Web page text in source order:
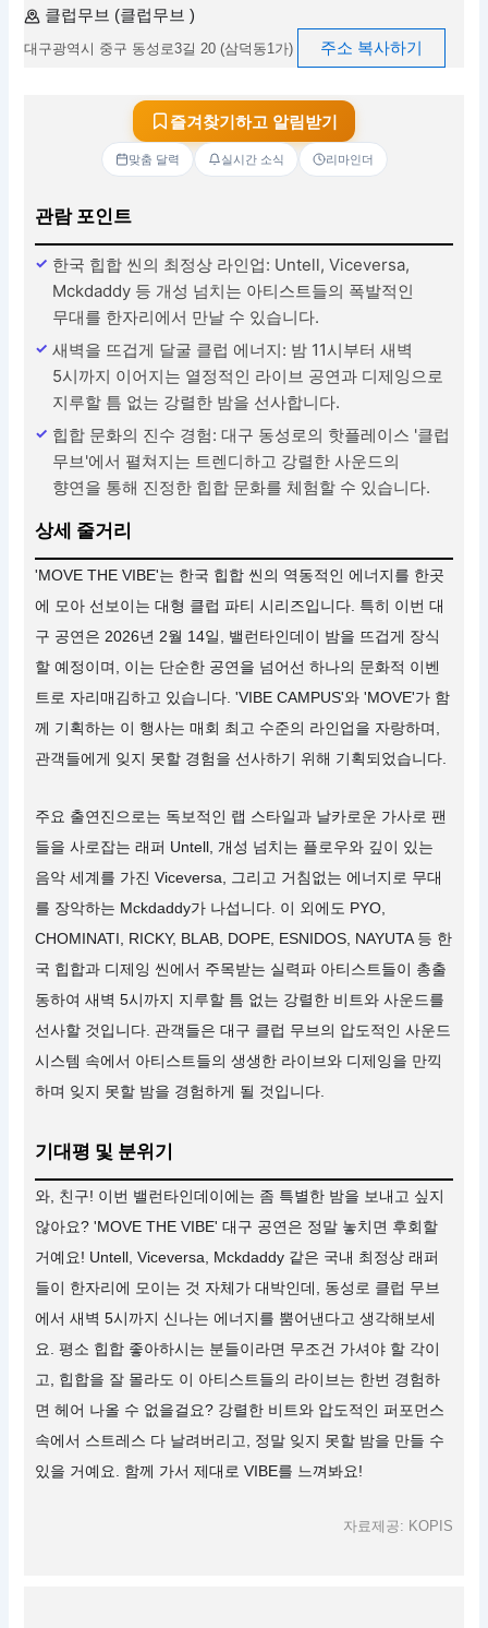
클럽무브 (클럽무브 )
대구광역시 중구 동성로3길 20 (삼덕동1가) 주소 복사하기
즐겨찾기하고 알림받기
맞춤 달력 실시간 소식 리마인더
관람 포인트
한국 힙합 씬의 최정상 라인업: Untell, Viceversa,
Mckdaddy 등 개성 넘치는 아티스트들의 폭발적인
무대를 한자리에서 만날 수 있습니다.
새벽을 뜨겁게 달굴 클럽 에너지: 밤 11시부터 새벽
5시까지 이어지는 열정적인 라이브 공연과 디제잉으로
지루할 틈 없는 강렬한 밤을 선사합니다.
힙합 문화의 진수 경험: 대구 동성로의 핫플레이스 '클럽
무브'에서 펼쳐지는 트렌디하고 강렬한 사운드의
향연을 통해 진정한 힙합 문화를 체험할 수 있습니다.
상세 줄거리
'MOVE THE VIBE'는 한국 힙합 씬의 역동적인 에너지를 한곳
에 모아 선보이는 대형 클럽 파티 시리즈입니다. 특히 이번 대
구 공연은 2026년 2월 14일, 밸런타인데이 밤을 뜨겁게 장식
할 예정이며, 이는 단순한 공연을 넘어선 하나의 문화적 이벤
트로 자리매김하고 있습니다. 'VIBE CAMPUS'와 'MOVE'가 함
께 기획하는 이 행사는 매회 최고 수준의 라인업을 자랑하며,
관객들에게 잊지 못할 경험을 선사하기 위해 기획되었습니다.
주요 출연진으로는 독보적인 랩 스타일과 날카로운 가사로 팬
들을 사로잡는 래퍼 Untell, 개성 넘치는 플로우와 깊이 있는
음악 세계를 가진 Viceversa, 그리고 거침없는 에너지로 무대
를 장악하는 Mckdaddy가 나섭니다. 이 외에도 PYO,
CHOMINATI, RICKY, BLAB, DOPE, ESNIDOS, NAYUTA 등 한
국 힙합과 디제잉 씬에서 주목받는 실력파 아티스트들이 총출
동하여 새벽 5시까지 지루할 틈 없는 강렬한 비트와 사운드를
선사할 것입니다. 관객들은 대구 클럽 무브의 압도적인 사운드
시스템 속에서 아티스트들의 생생한 라이브와 디제잉을 만끽
하며 잊지 못할 밤을 경험하게 될 것입니다.
기대평 및 분위기
와, 친구! 이번 밸런타인데이에는 좀 특별한 밤을 보내고 싶지
않아요? 'MOVE THE VIBE' 대구 공연은 정말 놓치면 후회할
거예요! Untell, Viceversa, Mckdaddy 같은 국내 최정상 래퍼
들이 한자리에 모이는 것 자체가 대박인데, 동성로 클럽 무브
에서 새벽 5시까지 신나는 에너지를 뿜어낸다고 생각해보세
요. 평소 힙합 좋아하시는 분들이라면 무조건 가셔야 할 각이
고, 힙합을 잘 몰라도 이 아티스트들의 라이브는 한번 경험하
면 헤어 나올 수 없을걸요? 강렬한 비트와 압도적인 퍼포먼스
속에서 스트레스 다 날려버리고, 정말 잊지 못할 밤을 만들 수
있을 거예요. 함께 가서 제대로 VIBE를 느껴봐요!
자료제공: KOPIS